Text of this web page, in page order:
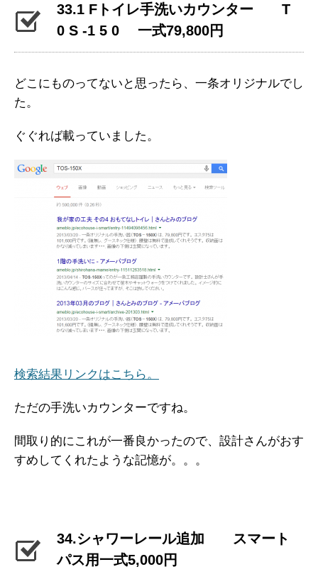
33.1 Fトイレ手洗いカウンター T
0 S -1 5 0 一式79,800円
どこにものってないと思ったら、一条オリジナルでし
た。
ぐぐれば載っていました。
検索結果リンクはこちら。
ただの手洗いカウンターですね。
間取り的にこれが一番良かったので、設計さんがおす
すめしてくれたような記憶が。。。
34.シャワーレール追加 スマート
パス用一式5,000円